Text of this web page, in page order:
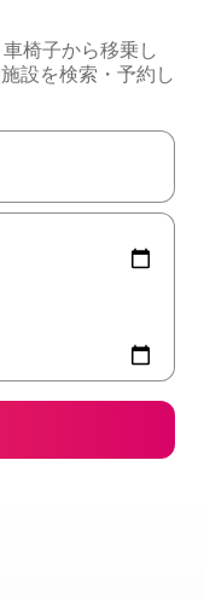
椅子から移乗し
設を検索・予約し
ーを使って移動するか